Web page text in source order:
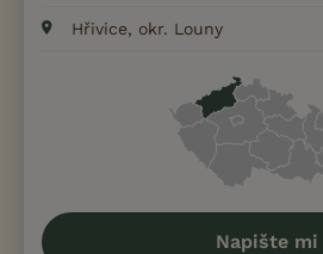
Hřivice, okr. Louny
Napište mi